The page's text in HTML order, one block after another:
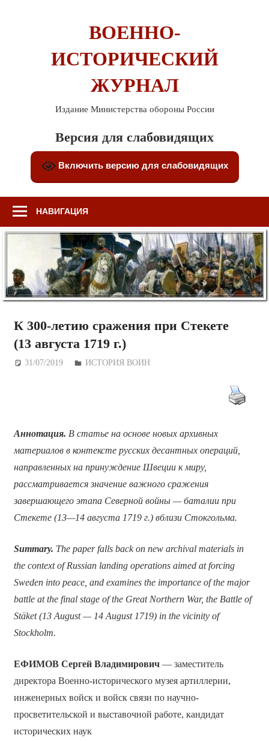
ВОЕННО-
ИСТОРИЧЕСКИЙ
ЖУРНАЛ
Издание Министерства обороны России
Версия для слабовидящих
Включить версию для слабовидящих
НАВИГАЦИЯ
К 300-летию сражения при Стекете
(13 августа 1719 г.)
31/07/2019 Дежурный по Редакции
ИСТОРИЯ ВОИН
Аннотация. В статье на основе новых архивных
материалов в контексте русских десантных операций,
направленных на принуждение Швеции к миру,
рассматривается значение важного сражения
завершающего этапа Северной войны — баталии при
Стекете (13—14 августа 1719 г.) вблизи Стокгольма.
Summary. The paper falls back on new archival materials in
the context of Russian landing operations aimed at forcing
Sweden into peace, and examines the importance of the major
battle at the final stage of the Great Northern War, the Battle of
Stäket (13 August — 14 August 1719) in the vicinity of
Stockholm.
ЕФИМОВ Сергей Владимирович— заместитель
директора Военно-исторического музея артиллерии,
инженерных войск и войск связи по научно-
просветительской и выставочной работе, кандидат
исторических наук